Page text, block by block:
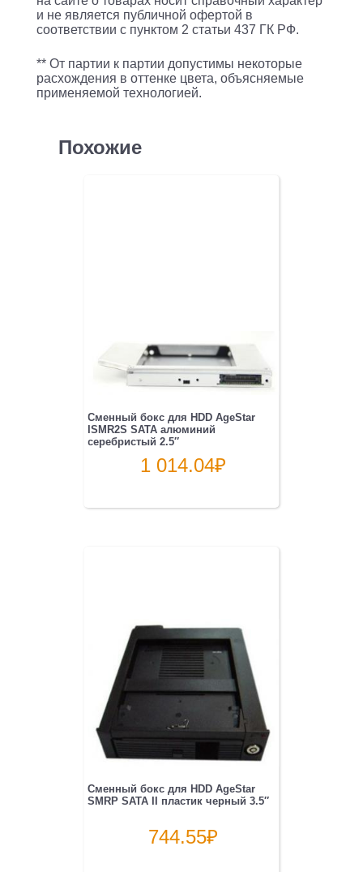
и не является публичной офертой в
соответствии с пунктом 2 статьи 437 ГК РФ.
** От партии к партии допустимы некоторые
расхождения в оттенке цвета, объясняемые
применяемой технологией.
Похожие
Сменный бокс для HDD AgeStar
ISMR2S SATA алюминий
серебристый 2.5″
1 014.04₽
Сменный бокс для HDD AgeStar
SMRP SATA II пластик черный 3.5″
744.55₽